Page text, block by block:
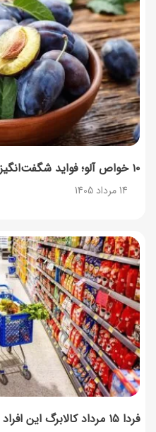
۱۰ خواص آلو؛ فواید شگفت‌انگیز این میوه برای سلامت بدن
14 مرداد 1405
فردا ۱۵ مرداد کالابرگ این افراد واریز می‌شود